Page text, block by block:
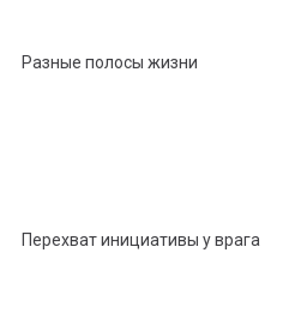
Разные полосы жизни
Перехват инициативы у врага